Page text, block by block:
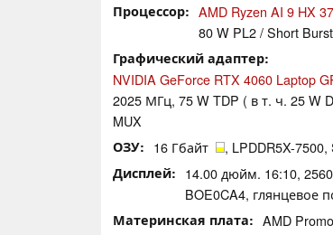
Процессор
AMD Ryzen AI 9 HX
80 W PL2 / Short
Графический адаптер
NVIDIA GeForce RTX 4060 Laptop
2025 МГц, 75 W TDP ( в т. ч. 25 W
MUX
ОЗУ 16 Гбайт , LPDDR5X-7500,
Дисплей
14.00 дюйм. 16:10,
BOE0CA4, глянцевое
Материнская плата AMD